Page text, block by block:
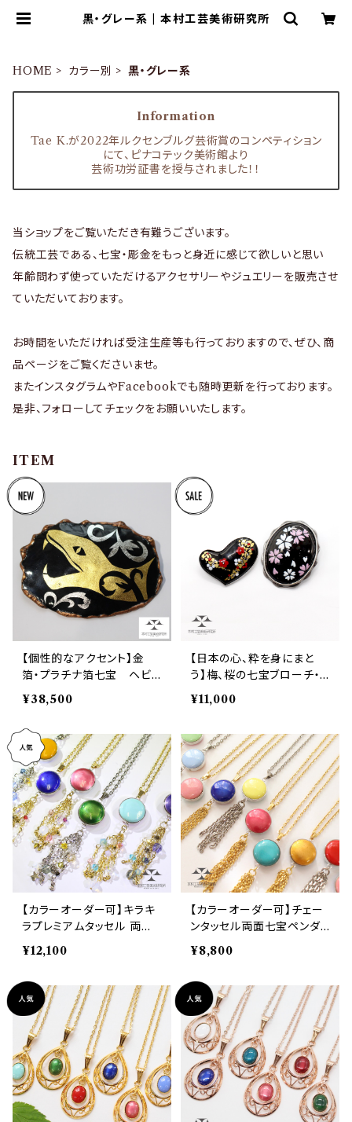
黒・グレー系 | 本村工芸美術研究所
HOME カラー別 黒・グレー系
Information
Tae K.が2022年ルクセンブルグ芸術賞のコンペティション
にて、ピナコテック美術館より
芸術功労証書を授与されました！！
当ショップをご覧いただき有難うございます。
伝統工芸である、七宝・彫金をもっと身近に感じて欲しいと思い
年齢問わず使っていただけるアクセサリーやジュエリーを販売させ
ていただいております。
お時間をいただければ受注生産等も行っておりますので、ぜひ、商
品ページをご覧くださいませ。
またインスタグラムやFacebookでも随時更新を行っております。
是非、フォローしてチェックをお願いいたします。
ITEM
【個性的なアクセント】金
箔・プラチナ箔七宝 ヘビ
のブローチ
¥38,500
【日本の心、粋を身にまと
う】梅、桜の七宝ブローチ・
ペンダント
¥11,000
【カラーオーダー可】キラキ
ラプレミアムタッセル 両面
七宝ペンダント
¥12,100
【カラーオーダー可】チェー
ンタッセル両面七宝ペンダ
ント
¥8,800